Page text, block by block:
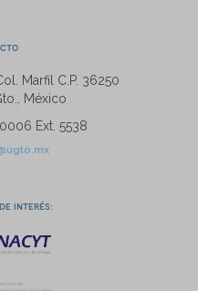
Marfil C.P. 36250
México
Ext. 5538
interés: